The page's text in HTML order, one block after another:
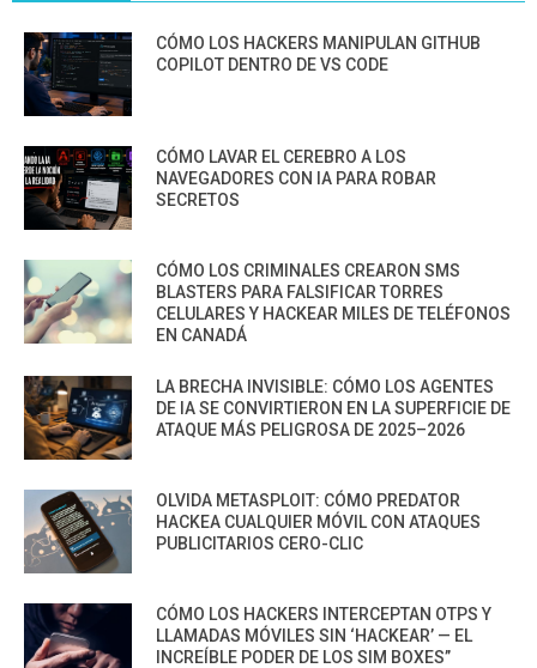
CÓMO LOS HACKERS MANIPULAN GITHUB
COPILOT DENTRO DE VS CODE
CÓMO LAVAR EL CEREBRO A LOS
NAVEGADORES CON IA PARA ROBAR
SECRETOS
CÓMO LOS CRIMINALES CREARON SMS
BLASTERS PARA FALSIFICAR TORRES
CELULARES Y HACKEAR MILES DE TELÉFONOS
EN CANADÁ
LA BRECHA INVISIBLE: CÓMO LOS AGENTES
DE IA SE CONVIRTIERON EN LA SUPERFICIE DE
ATAQUE MÁS PELIGROSA DE 2025–2026
OLVIDA METASPLOIT: CÓMO PREDATOR
HACKEA CUALQUIER MÓVIL CON ATAQUES
PUBLICITARIOS CERO-CLIC
CÓMO LOS HACKERS INTERCEPTAN OTPS Y
LLAMADAS MÓVILES SIN ‘HACKEAR’ — EL
INCREÍBLE PODER DE LOS SIM BOXES”